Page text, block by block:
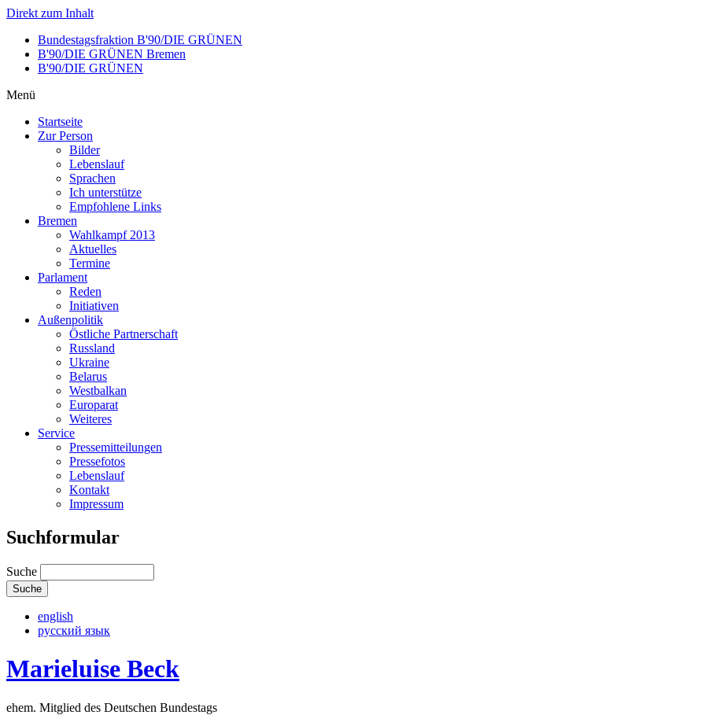
Direkt zum Inhalt
Bundestagsfraktion B'90/DIE GRÜNEN
B'90/DIE GRÜNEN Bremen
B'90/DIE GRÜNEN
Menü
Startseite
Zur Person
Bilder
Lebenslauf
Sprachen
Ich unterstütze
Empfohlene Links
Bremen
Wahlkampf 2013
Aktuelles
Termine
Parlament
Reden
Initiativen
Außenpolitik
Östliche Partnerschaft
Russland
Ukraine
Belarus
Westbalkan
Europarat
Weiteres
Service
Pressemitteilungen
Pressefotos
Lebenslauf
Kontakt
Impressum
Suchformular
Suche
english
русский язык
Marieluise Beck
ehem. Mitglied des Deutschen Bundestags